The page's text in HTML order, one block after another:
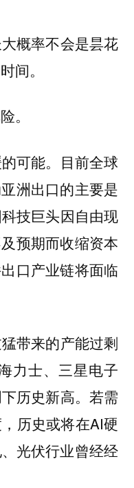
概率不会是昙花
间。
。
可能。
目前全球
洲出口的主要是
技巨头因自由现
预期而收缩资本
口产业链将面临
带来的产能过剩
力士、三星电子
历史新高。若需
历史或将在AI硬
光伏行业曾经经